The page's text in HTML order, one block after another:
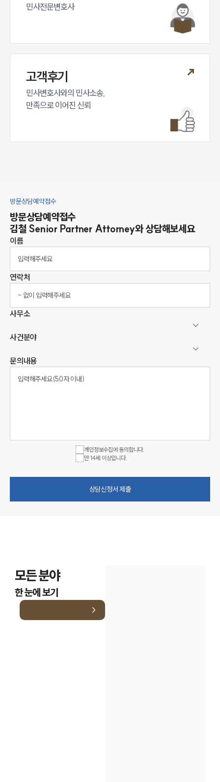
민사전문변호사
고객후기
민사변호사와의 민사소송,
만족으로 이어진 신뢰
방문상담예약접수
방문상담예약접수
김철 Senior Partner Attorney와 상담해보세요
이름
연락처
사무소
사건분야
문의내용
개인정보수집에 동의합니다.
만 14세 이상입니다.
상담신청서 제출
모든 분야
한 눈에 보기